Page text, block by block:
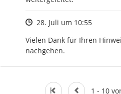
Zeitpunkt des Erstellens
28. Juli um 10:55
Vielen Dank für Ihren
nachgehen.
1 - 10